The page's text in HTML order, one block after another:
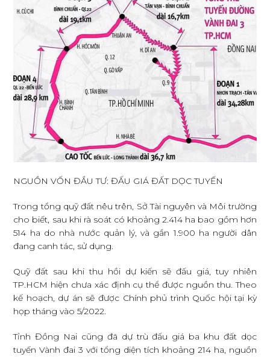
NGUỒN VỐN ĐẦU TƯ: ĐẤU GIÁ ĐẤT DỌC TUYẾN
Trong tổng quỹ đất nêu trên, Sở Tài nguyên và Môi trường
cho biết, sau khi rà soát có khoảng 2.414 ha bao gồm hơn
514 ha do nhà nước quản lý, và gần 1.900 ha người dân
đang canh tác, sử dụng.
Quỹ đất sau khi thu hồi dự kiến sẽ đấu giá, tuy nhiên
TP.HCM hiện chưa xác định cụ thể được nguồn thu. Theo
kế hoạch, dự án sẽ được Chính phủ trình Quốc hội tại kỳ
họp tháng vào 5/2022.
Tỉnh Đồng Nai cũng đã dự trù đấu giá ba khu đất dọc
tuyến Vành đai 3 với tổng diện tích khoảng 214 ha, nguồn